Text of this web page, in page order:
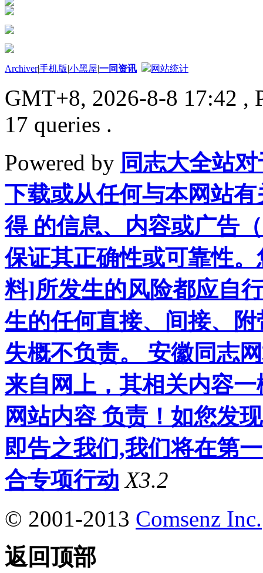
Archiver|手机版|小黑屋|一同资讯 网站统计
GMT+8, 2026-8-8 17:42 ,
17 queries .
Powered by 同志大全站
下载或从任何与本网站
得 的信息、内容或广告
保证其正确性或可靠性
料]所发生的风险都应自
生的任何直接、间接、
失概不负责。 安徽同志
来自网上，其相关内容
网站内容 负责！如您发
即告之我们,我们将在第
合专项行动 X3.2
© 2001-2013 Comsenz Inc.
返回顶部